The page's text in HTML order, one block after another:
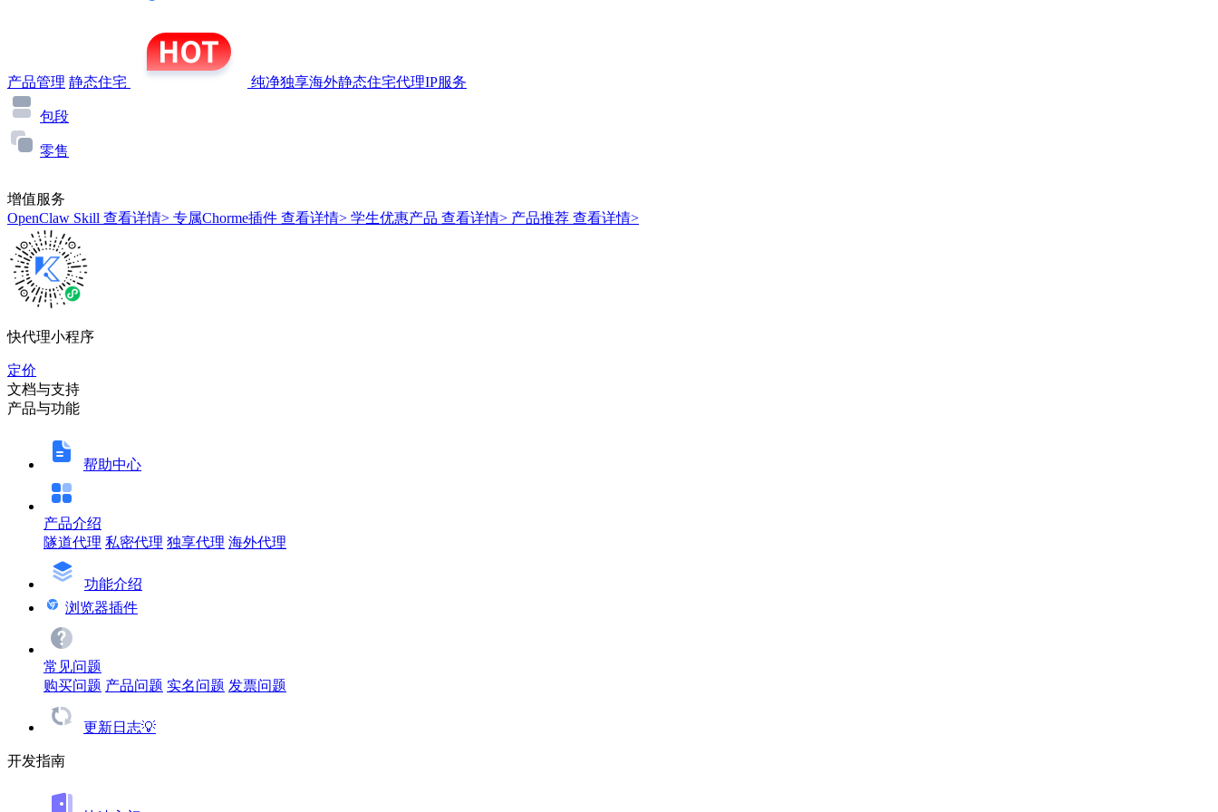
产品管理 静态住宅 纯净独享海外静态住宅代理IP服务
包段
零售
增值服务
OpenClaw Skill 查看详情> 专属Chorme插件 查看详情> 学生优惠产品 查看详情> 产品推荐 查看详情>
快代理小程序
定价
文档与支持
产品与功能
帮助中心
产品介绍
隧道代理 私密代理 独享代理 海外代理
功能介绍
浏览器插件
常见问题
购买问题 产品问题 实名问题 发票问题
更新日志💡
开发指南